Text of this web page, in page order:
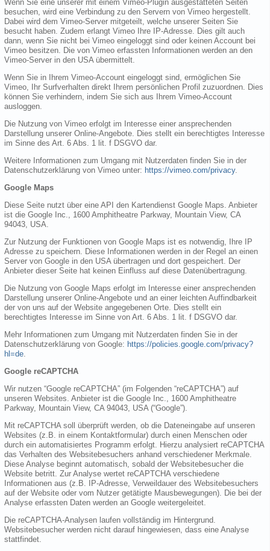
Wenn Sie eine unserer mit einem Vimeo-Plugin ausgestatteten Seiten
besuchen, wird eine Verbindung zu den Servern von Vimeo hergestellt.
Dabei wird dem Vimeo-Server mitgeteilt, welche unserer Seiten Sie
besucht haben. Zudem erlangt Vimeo Ihre IP-Adresse. Dies gilt auch
dann, wenn Sie nicht bei Vimeo eingeloggt sind oder keinen Account bei
Vimeo besitzen. Die von Vimeo erfassten Informationen werden an den
Vimeo-Server in den USA übermittelt.
Wenn Sie in Ihrem Vimeo-Account eingeloggt sind, ermöglichen Sie
Vimeo, Ihr Surfverhalten direkt Ihrem persönlichen Profil zuzuordnen. Dies
können Sie verhindern, indem Sie sich aus Ihrem Vimeo-Account
ausloggen.
Die Nutzung von Vimeo erfolgt im Interesse einer ansprechenden
Darstellung unserer Online-Angebote. Dies stellt ein berechtigtes Interesse
im Sinne des Art. 6 Abs. 1 lit. f DSGVO dar.
Weitere Informationen zum Umgang mit Nutzerdaten finden Sie in der
Datenschutzerklärung von Vimeo unter: https://vimeo.com/privacy.
Google Maps
Diese Seite nutzt über eine API den Kartendienst Google Maps. Anbieter
ist die Google Inc., 1600 Amphitheatre Parkway, Mountain View, CA
94043, USA.
Zur Nutzung der Funktionen von Google Maps ist es notwendig, Ihre IP
Adresse zu speichern. Diese Informationen werden in der Regel an einen
Server von Google in den USA übertragen und dort gespeichert. Der
Anbieter dieser Seite hat keinen Einfluss auf diese Datenübertragung.
Die Nutzung von Google Maps erfolgt im Interesse einer ansprechenden
Darstellung unserer Online-Angebote und an einer leichten Auffindbarkeit
der von uns auf der Website angegebenen Orte. Dies stellt ein
berechtigtes Interesse im Sinne von Art. 6 Abs. 1 lit. f DSGVO dar.
Mehr Informationen zum Umgang mit Nutzerdaten finden Sie in der
Datenschutzerklärung von Google: https://policies.google.com/privacy?
hl=de
Google reCAPTCHA
Wir nutzen “Google reCAPTCHA” (im Folgenden “reCAPTCHA”) auf
unseren Websites. Anbieter ist die Google Inc., 1600 Amphitheatre
Parkway, Mountain View, CA 94043, USA (“Google”).
Mit reCAPTCHA soll überprüft werden, ob die Dateneingabe auf unseren
Websites (z.B. in einem Kontaktformular) durch einen Menschen oder
durch ein automatisiertes Programm erfolgt. Hierzu analysiert reCAPTCHA
das Verhalten des Websitebesuchers anhand verschiedener Merkmale.
Diese Analyse beginnt automatisch, sobald der Websitebesucher die
Website betritt. Zur Analyse wertet reCAPTCHA verschiedene
Informationen aus (z.B. IP-Adresse, Verweildauer des Websitebesuchers
auf der Website oder vom Nutzer getätigte Mausbewegungen). Die bei der
Analyse erfassten Daten werden an Google weitergeleitet.
Die reCAPTCHA-Analysen laufen vollständig im Hintergrund.
Websitebesucher werden nicht darauf hingewiesen, dass eine Analyse
stattfindet.